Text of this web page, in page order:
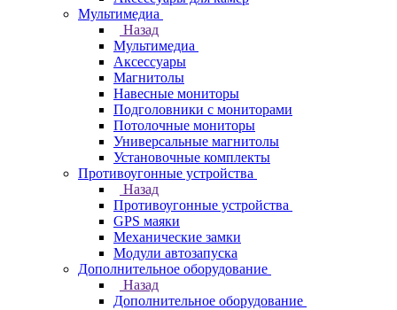
Мультимедиа
Назад
Мультимедиа
Аксессуары
Магнитолы
Навесные мониторы
Подголовники с мониторами
Потолочные мониторы
Универсальные магнитолы
Установочные комплекты
Противоугонные устройства
Назад
Противоугонные устройства
GPS маяки
Механические замки
Модули автозапуска
Дополнительное оборудование
Назад
Дополнительное оборудование